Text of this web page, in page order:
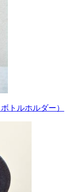
トルホルダー）